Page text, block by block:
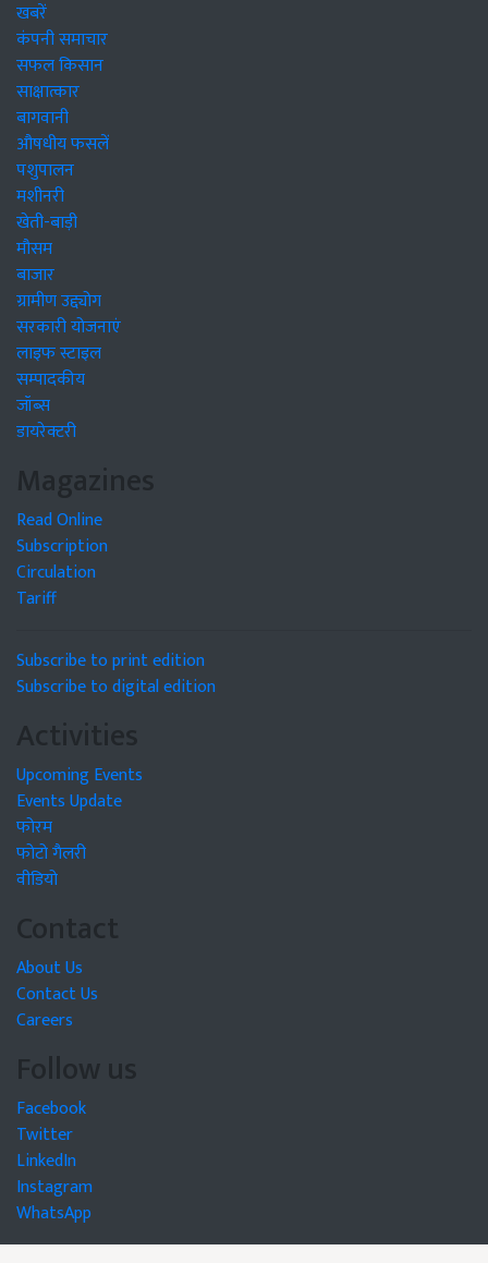
खबरें
कंपनी समाचार
सफल किसान
साक्षात्कार
बागवानी
औषधीय फसलें
पशुपालन
मशीनरी
खेती-बाड़ी
मौसम
बाजार
ग्रामीण उद्द्योग
सरकारी योजनाएं
लाइफ स्टाइल
सम्पादकीय
जॉब्स
डायरेक्टरी
Magazines
Read Online
Subscription
Circulation
Tariff
Subscribe to print edition
Subscribe to digital edition
Activities
Upcoming Events
Events Update
फोरम
फोटो गैलरी
वीडियो
Contact
About Us
Contact Us
Careers
Follow us
Facebook
Twitter
LinkedIn
Instagram
WhatsApp